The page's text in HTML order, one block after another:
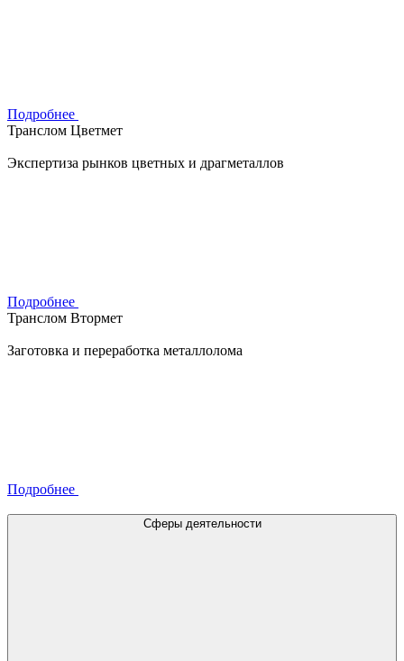
Подробнее
Транслом Цветмет
Экспертиза рынков цветных и драгметаллов
Подробнее
Транслом Втормет
Заготовка и переработка металлолома
Подробнее
Сферы деятельности